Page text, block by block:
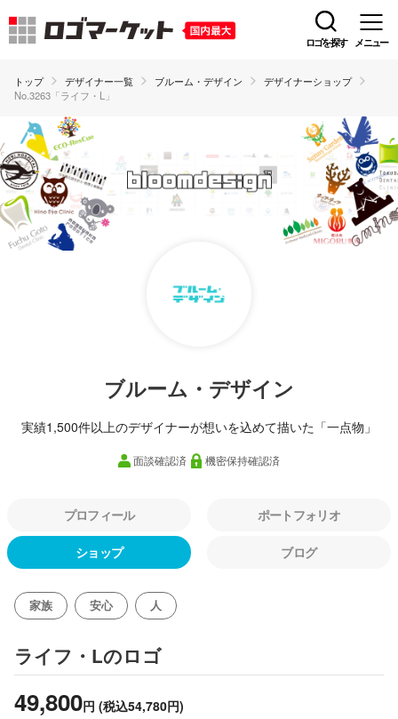
ロゴを探す メニュー
トップ デザイナー一覧 ブルーム・デザイン
デザイナーショップ
No.3263「ライフ・L」
ブルーム・デザイン
実績1,500件以上のデザイナーが想いを込めて描いた「一点物」
面談確認済 機密保持確認済
プロフィール ポートフォリオ
ショップ ブログ
家族 安心 人
ライフ・Lのロゴ
49,800円 (税込54,780円)